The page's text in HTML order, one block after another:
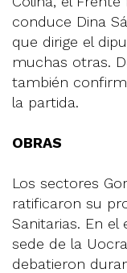
conduce Dina
que dirige el
muchas otras.
también
la partida.
OBRAS
Los sectores
ratificaron su
Sanitarias. En
sede de la
debatieron